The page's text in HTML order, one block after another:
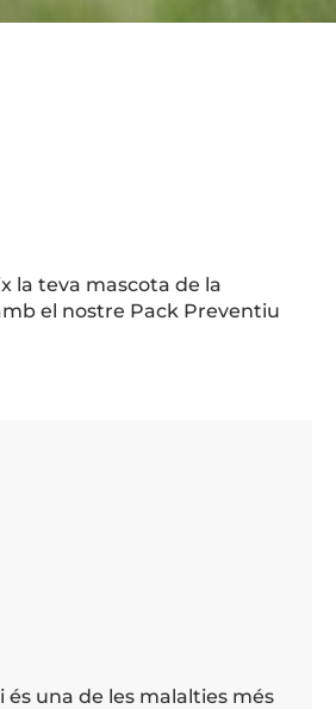
la teva mascota de la
el nostre Pack Preventiu
és una de les malalties més